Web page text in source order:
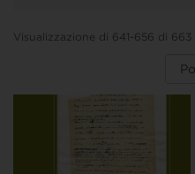
Visualizzazione di 641-656 di